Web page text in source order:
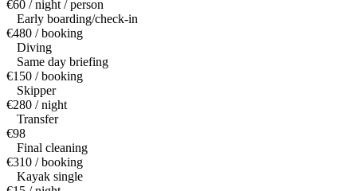
€60 / night / person
Early boarding/check-in
€480 / booking
Diving
Same day briefing
€150 / booking
Skipper
€280 / night
Transfer
€98
Final cleaning
€310 / booking
Kayak single